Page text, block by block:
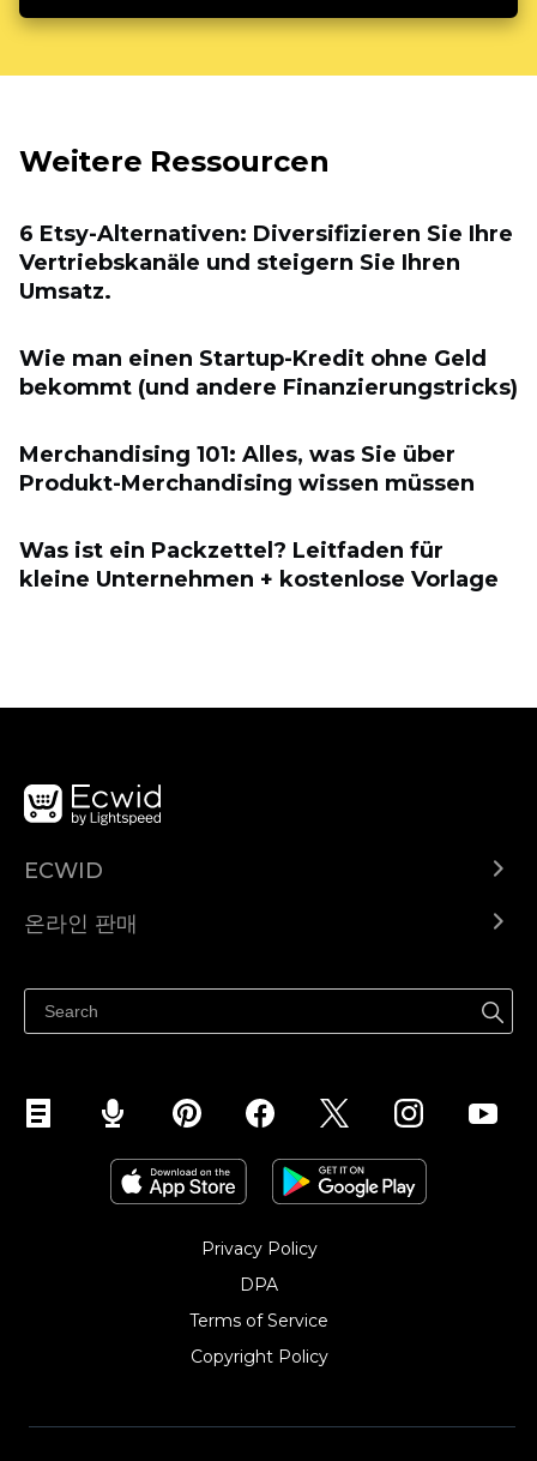
Weitere Ressourcen
6 Etsy-Alternativen: Diversifizieren Sie Ihre
Vertriebskanäle und steigern Sie Ihren
Umsatz.
Wie man einen Startup-Kredit ohne Geld
bekommt (und andere Finanzierungstricks)
Merchandising 101: Alles, was Sie über
Produkt-Merchandising wissen müssen
Was ist ein Packzettel? Leitfaden für
kleine Unternehmen + kostenlose Vorlage
ECWID
도움말 센터
온라인 판매
페이스북에서 판매하기
인스타그램에서 판매하기
Privacy Policy
DPA
Terms of Service
Copyright Policy‎